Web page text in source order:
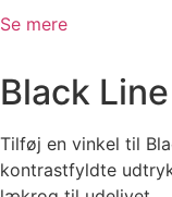
Se mere
Black
Tilføj en vinkel til
kontrastfyldte